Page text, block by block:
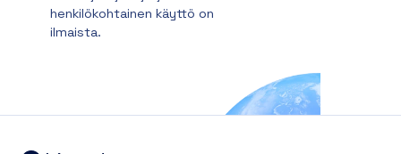
henkilökohtainen käyttö on
ilmaista.